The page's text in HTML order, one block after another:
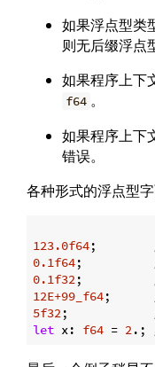
如果浮点型类
则无后缀浮点
如果程序上下
f64 。
如果程序上下
错误。
各种形式的浮点型字
123.0f64;
0.1f64;
0.1f32;
12E+99_f64;
5f32;
let x: f64 = 2.;